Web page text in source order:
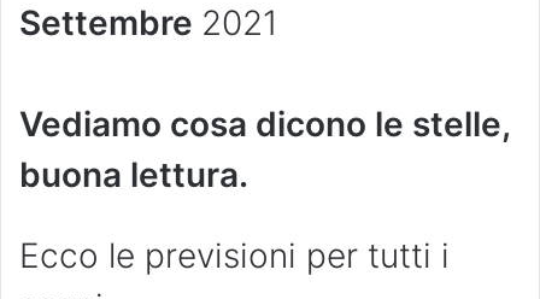
Settembre 2021
Vediamo cosa dicono le stelle,
buona lettura.
Ecco le previsioni per tutti i